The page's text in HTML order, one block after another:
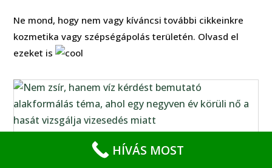
Ne mond, hogy nem vagy kíváncsi további cikkeinkre
kozmetika vagy szépségápolás területén. Olvasd el
ezeket is
Nem zsír, hanem víz? A rejtett
HÍVÁS MOST